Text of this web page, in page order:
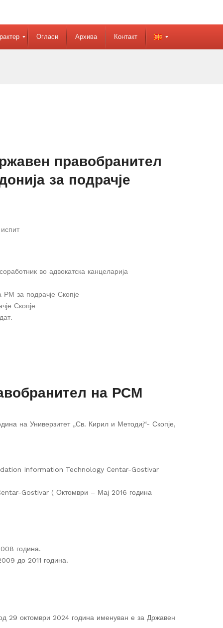
Огласи Архива Контакт
правобранител
за подрачје
во адвокатска канцеларија
за подрачје Скопје
Скопје
на РСМ
на Универзитет „Св. Кирил и Методиј“- Скопје,
Information Technology Centar-Gostivar
Gostivar ( Октомври – Мај 2016 година
година.
до 2011 година.
29 октомври 2024 година именуван е за Државен